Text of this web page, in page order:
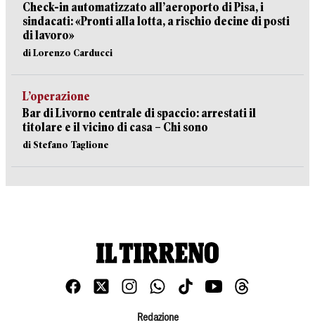
Check-in automatizzato all’aeroporto di Pisa, i
sindacati: «Pronti alla lotta, a rischio decine di posti
di lavoro»
di Lorenzo Carducci
L’operazione
Bar di Livorno centrale di spaccio: arrestati il
titolare e il vicino di casa – Chi sono
di Stefano Taglione
Redazione